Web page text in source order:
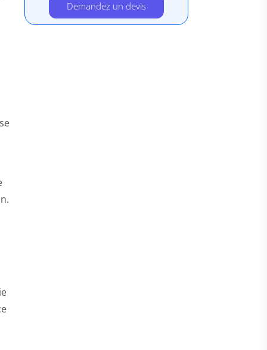
Demandez un devis